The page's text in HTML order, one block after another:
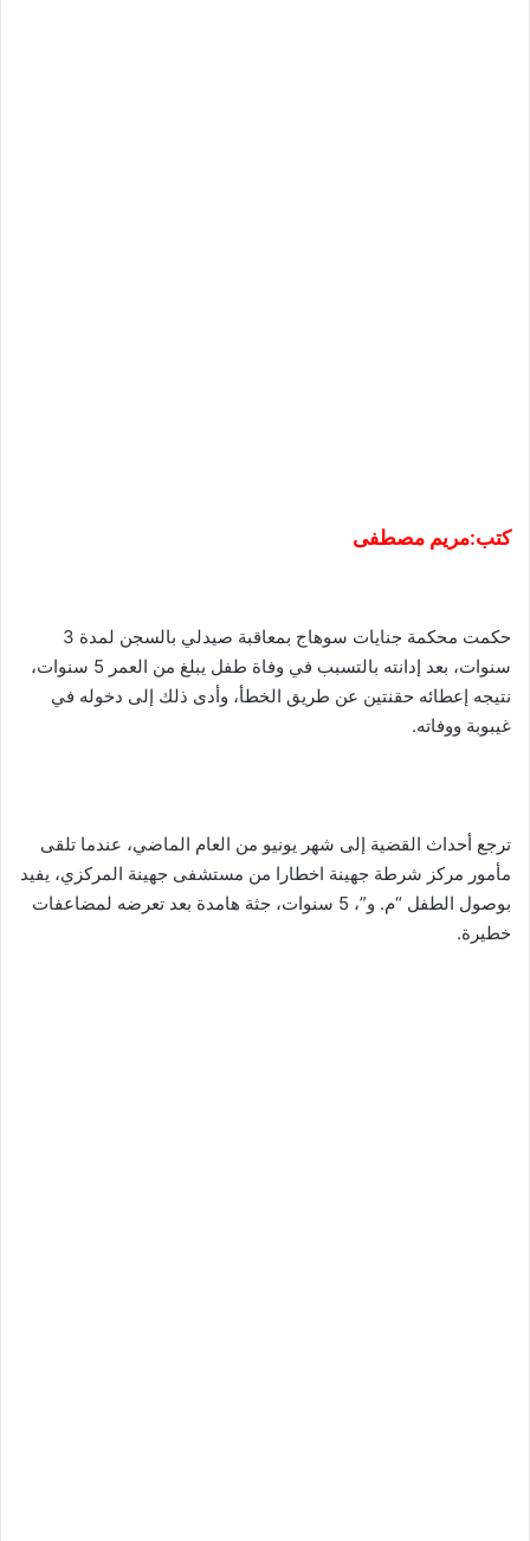
كتب:مريم مصطفى
حكمت محكمة جنايات سوهاج بمعاقبة صيدلي بالسجن لمدة 3
سنوات، بعد إدانته بالتسبب في وفاة طفل يبلغ من العمر 5 سنوات،
نتيجه إعطائه حقنتين عن طريق الخطأ، وأدى ذلك إلى دخوله في
غيبوبة ووفاته.
ترجع أحداث القضية إلى شهر يونيو من العام الماضي، عندما تلقى
مأمور مركز شرطة جهينة اخطارا من مستشفى جهينة المركزي، يفيد
بوصول الطفل “م. و”، 5 سنوات، جثة هامدة بعد تعرضه لمضاعفات
خطيرة.